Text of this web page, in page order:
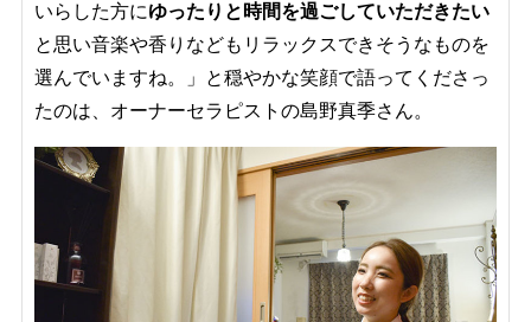
いらした方にゆったりと時間を過ごしていただきたい
と思い音楽や香りなどもリラックスできそうなものを
選んでいますね。」と穏やかな笑顔で語ってくださっ
たのは、オーナーセラピストの島野真季さん。